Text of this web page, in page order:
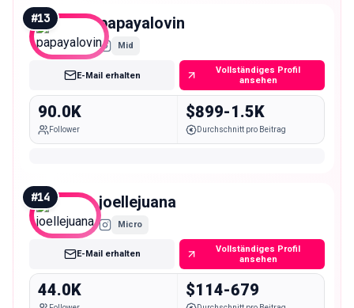
#13 papayalovin
Mid
E-Mail erhalten
Vollständiges Profil
ansehen
90.0K
Follower
$899-1.5K
Durchschnitt pro Beitrag
#14 joellejuana
Micro
E-Mail erhalten
Vollständiges Profil
ansehen
44.0K $114-679